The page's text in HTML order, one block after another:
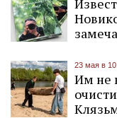
23 мая в
Им не